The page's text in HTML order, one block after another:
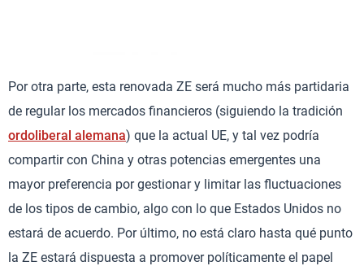
Por otra parte, esta renovada ZE será mucho más partidaria
de regular los mercados financieros (siguiendo la tradición
ordoliberal alemana) que la actual UE, y tal vez podría
compartir con China y otras potencias emergentes una
mayor preferencia por gestionar y limitar las fluctuaciones
de los tipos de cambio, algo con lo que Estados Unidos no
estará de acuerdo. Por último, no está claro hasta qué punto
la ZE estará dispuesta a promover políticamente el papel